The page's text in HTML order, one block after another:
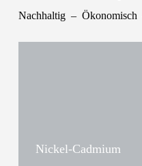
Nachhaltig – Ökonomisch
Nickel-Cadmium